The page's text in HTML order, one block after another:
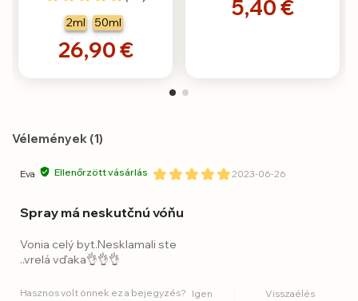
2ml 50ml
26,90 €
5,40 €
Vélemények (1)
Eva Ellenőrzött vásárlás 2023-06-26
Spray má neskutčnú vóňu
Vonia celý byt.Nesklamali ste
..vrelá vďaka👌👌👌
Hasznos volt önnek ez a bejegyzés? Igen
Visszaélés